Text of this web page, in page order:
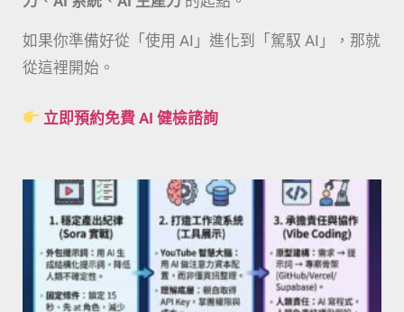
如果你準備好從「使用 AI」進化到「駕馭 AI」，那就
從這裡開始。
立即預約免費 AI 健檢諮詢